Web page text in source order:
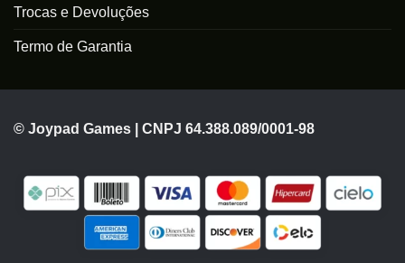
Trocas e Devoluções
Termo de Garantia
© Joypad Games | CNPJ 64.388.089/0001-98